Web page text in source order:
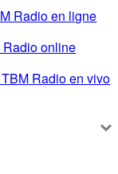
Radio en ligne
online
Radio en vivo